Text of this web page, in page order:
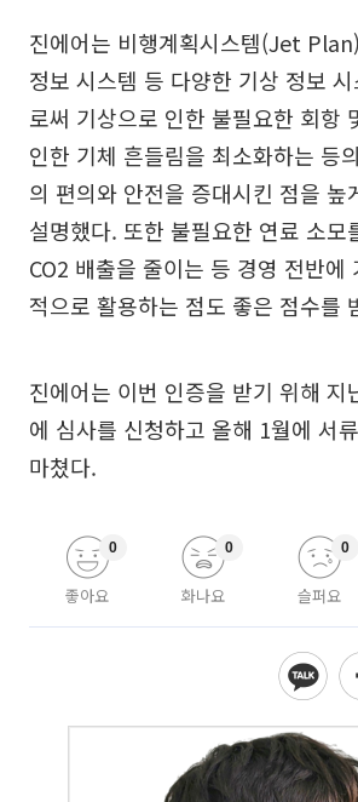
진에어는 비행계획시스템(Jet
정보 시스템 등 다양한 기상 정보
로써 기상으로 인한 불필요한 회항
인한 기체 흔들림을 최소화하는 등
의 편의와 안전을 증대시킨 점을 높
설명했다. 또한 불필요한 연료 소모
CO2 배출을 줄이는 등 경영 전반에
적으로 활용하는 점도 좋은 점수를
진에어는 이번 인증을 받기 위해 지
에 심사를 신청하고 올해 1월에 서
마쳤다.
좋아요
0
화나요
0
슬퍼요
0